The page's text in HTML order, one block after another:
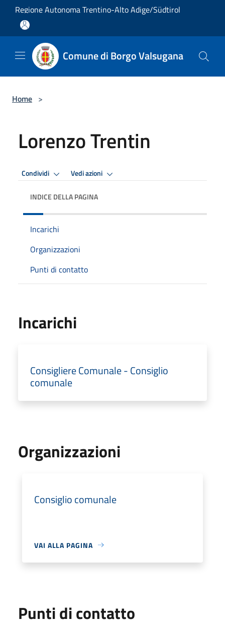
Salta al contenuto principale
Regione Autonoma Trentino-Alto Adige/Südtirol
Comune di Borgo Valsugana
Home >
Lorenzo Trentin
Condividi Vedi azioni
INDICE DELLA PAGINA
Incarichi
Organizzazioni
Punti di contatto
Incarichi
Consigliere Comunale - Consiglio
comunale
Organizzazioni
Consiglio comunale
VAI ALLA PAGINA
Punti di contatto